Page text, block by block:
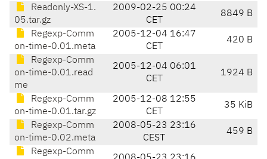
Readonly-XS-1.
05.tar.gz
2009-02-25 00:24
CET
8849 B
Regexp-Comm
on-time-0.01.meta
2005-12-04 16:47
CET
420 B
Regexp-Comm
on-time-0.01.read
me
2005-12-04 06:01
CET
1924 B
Regexp-Comm
on-time-0.01.tar.gz
2005-12-08 12:55
CET
35 KiB
Regexp-Comm
on-time-0.02.meta
2008-05-23 23:16
CEST
459 B
Regexp-Comm